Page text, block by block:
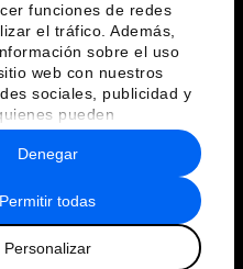
funciones de redes
el tráfico. Además,
sobre el uso
web con nuestros
sociales, publicidad y
pueden
otra información que les
o que hayan
del uso que haya
Permitir todas
Personalizar
Denegar